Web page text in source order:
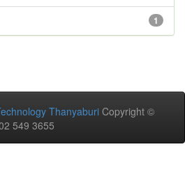
1
Thanyaburi Copyright ©
549 3655